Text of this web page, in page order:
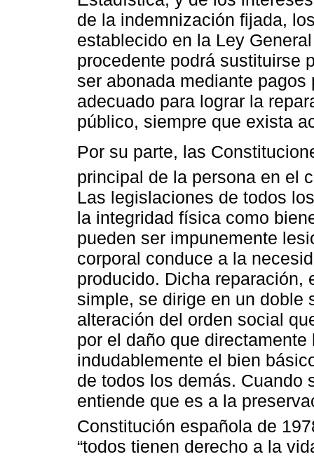
de la indemnización fijada,
establecido en la Ley
procedente podrá sustituirse
ser abonada mediante
adecuado para lograr la
público, siempre que exista
Por su parte, las
principal de la persona en el
Las legislaciones de todos
la integridad física como
pueden ser impunemente
corporal conduce a la
producido. Dicha reparación,
simple, se dirige en un doble
alteración del orden social
por el daño que
indudablemente el bien
de todos los demás. Cuando
entiende que es a la
Constitución española de
“todos tienen derecho a la